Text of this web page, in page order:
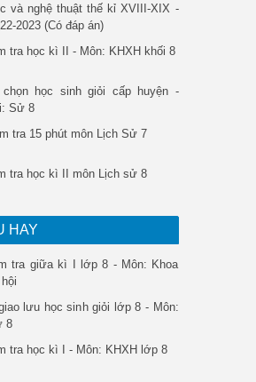
và nghệ thuật thế kỉ XVIII-XIX -
2023 (Có đáp án)
tra học kì II - Môn: KHXH khối 8
học sinh giỏi cấp huyện -
Sử 8
tra 15 phút môn Lịch Sử 7
tra học kì II môn Lịch sử 8
HAY
tra giữa kì I lớp 8 - Môn: Khoa
lưu học sinh giỏi lớp 8 - Môn:
8
tra học kì I - Môn: KHXH lớp 8